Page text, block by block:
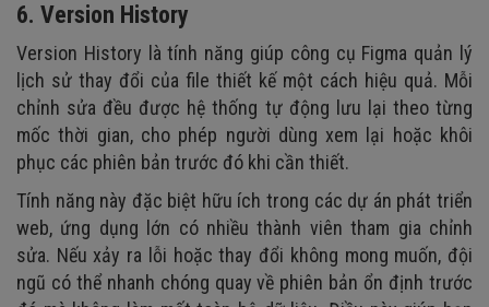
6. Version History
Version History là tính năng giúp công cụ Figma quản lý
lịch sử thay đổi của file thiết kế một cách hiệu quả. Mỗi
chỉnh sửa đều được hệ thống tự động lưu lại theo từng
mốc thời gian, cho phép người dùng xem lại hoặc khôi
phục các phiên bản trước đó khi cần thiết.
Tính năng này đặc biệt hữu ích trong các dự án phát triển
web, ứng dụng lớn có nhiều thành viên tham gia chỉnh
sửa. Nếu xảy ra lỗi hoặc thay đổi không mong muốn, đội
ngũ có thể nhanh chóng quay về phiên bản ổn định trước